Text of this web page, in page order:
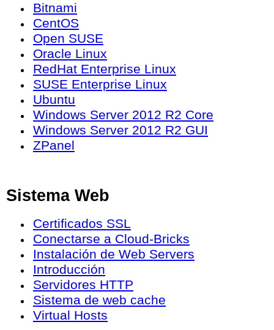
Bitnami
CentOS
Open SUSE
Oracle Linux
RedHat Enterprise Linux
SUSE Enterprise Linux
Ubuntu
Windows Server 2012 R2 Core
Windows Server 2012 R2 GUI
ZPanel
Sistema Web
Certificados SSL
Conectarse a Cloud-Bricks
Instalación de Web Servers
Introducción
Servidores HTTP
Sistema de web cache
Virtual Hosts